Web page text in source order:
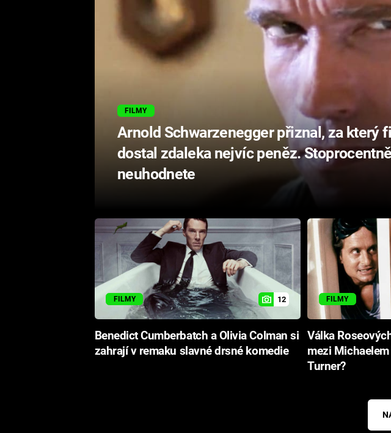
FILMY
Arnold Schwarzenegger přiznal, za který
dostal zdaleka nejvíc peněz.
neuhodnete
FILMY 12
Benedict Cumberbatch a Olivia Colman si
zahrají v remaku slavné drsné komedie
FILMY
Válka
mezi
Turner?